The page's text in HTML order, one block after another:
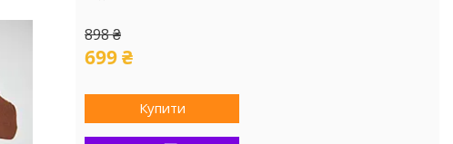
898 ₴
699 ₴
Купити